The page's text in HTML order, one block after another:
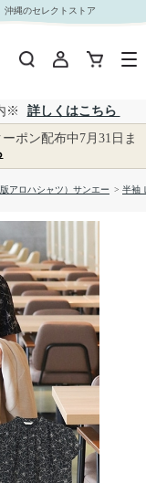
SAN02｜おきなわセレクト サ
縄のセレクトストア
※
詳しくはこちら
ポン配布中7月31日ま
アロハシャツ）サンエー > 半袖